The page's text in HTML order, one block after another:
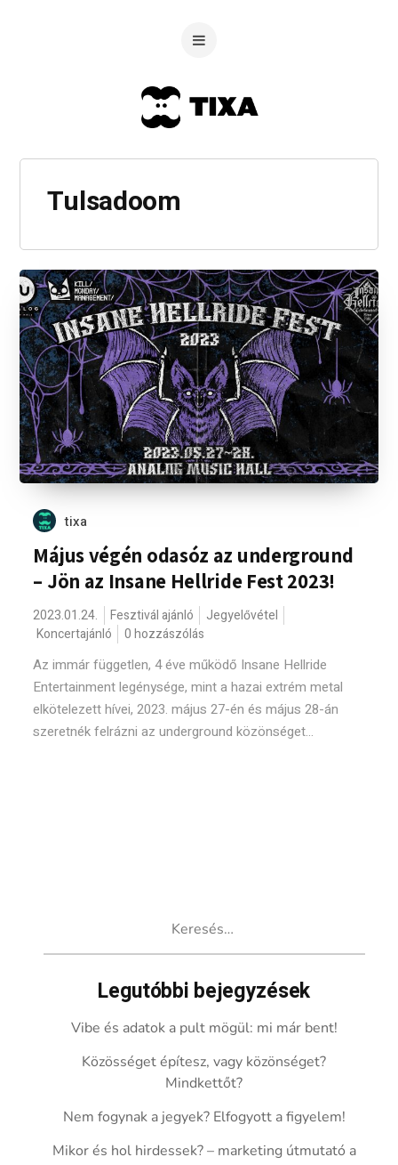
Tulsadoom
tixa
Május végén odasóz az underground
– Jön az Insane Hellride Fest 2023!
2023.01.24. Fesztivál ajánló
Jegyelővétel
Koncertajánló
0 hozzászólás
Az immár független, 4 éve működő Insane Hellride
Entertainment legénysége, mint a hazai extrém metal
elkötelezett hívei, 2023. május 27-én és május 28-án
szeretnék felrázni az underground közönséget...
Legutóbbi bejegyzések
Vibe és adatok a pult mögül: mi már bent!
Közösséget építesz, vagy közönséget?
Mindkettőt?
Nem fogynak a jegyek? Elfogyott a figyelem!
Mikor és hol hirdessek? – marketing útmutató a